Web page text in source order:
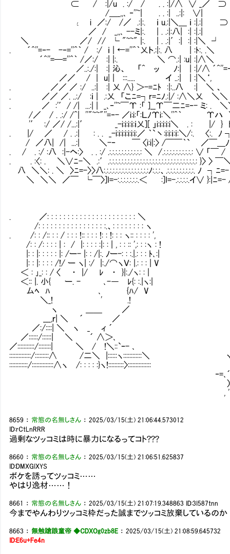
⊂ / :|/u . :/ / . . :|/∧ ∨ _／ ⊃
/＿_,,､ ‐''~| . . :| ..:|: ∨|
ι i ／:/ /／ .:|:. ｉ u.:|＼＿ ｉ :|.:| ⊃
／ / _,,､ --ミ|:. | . .:|:八| :| :|.:|
＼ ／/ // └ "~~" |:. | . .:|′:| :| :|＼ ┘
. ´^''=‐- -‐=''^｀ / :/ ｉ | ←=''^｀乂ト.:|:. 八 | :ﾄ:. .＼
´^''=─=''^｀ /／:/ :| |:. ＼ ⌒.:| :u| :|∧＼
／..:./:| :| 沁、 「^ ッ ﾉ:| | :|/∧ ´^''=‐ ‐=''^｀
／／ / | u| | :::..... イ ..:| | :|＼‘,
. ／／ ／ :/ ..:| :| 乂 ∧} ＞-=ﾆﾄ :|:..八 :| ＼ 、
. ／／ ／. ..:/ :ｉ | .:乂 「こﾆ=┐r=ﾆﾉ.:|/ :∧＼乂 ＼＼
. ／ :'′/ /| ...:| | _､‐''~￣Υ :「 ]__Υ￣二ﾆ=‐- ミ: . ＼
/／ / . .:/ /^| ''"~~"''=‐- ／i:i:「:ＬﾉΥi:＼''^｀ Υハ
'′ :/ ／/ /...:|′ _-i:i:i:ｉ:ｉ乂][ 」i:i:i:i:i＼ . : |/ } ﾄ
. |/ ／ / . .:| : . . _-i:i:i:i:i:i:i:／ ｀`丶:i:i:ｉ:ｉ:＼/:. 〈:. ﾉ ┐..:
/ ／八| /| ...:| ＼-‐ ￣ 〈i:i|:〉 /￣￣｀` ／￣＿
. / . :/ :八 :|-ヘ:〉 . . :/ .:.:.:.:.:.:.:.:.:.:.: ＼ /.:.:.:.:.:.:.:.:.:.: ∨ 「
. . :〈: . ＼∨ﾆ-＼ .:′.:.:.:.:.:.:.:.:.:.:.:.:.:.:.:.:.:.:.:.:.:.:.:.:.:.:.:.:.: }〉 〉
八 ＼＼: . ＼ 〉ﾆ=-〉〉八:.:.:.:.:.:.:.:.:.:.:.:.:.:.:ﾉ:.:.:、.:.:.:.:.:.:.:.:.:. ﾉ ┐ﾆ
＼ ＼＼ ／￣ └￣〉]I=-:.:.:.:.:.:.:.＜ :]I=-.:.:.:.:.イ∨ }:|ﾆ
. ／: : : : : : : : : : : : : : : : : : : : : : ＼
/: : : : : : : : : : : : : : : : :.、: : : : : : : : ヽ
. /: : /:: : : / : : : !:: : : : !: : !: : : ヽ:: : : : : ',
/: : /: : : : | : / |: : : : :|: : | , : : :: ',: : :ヽ : !
|: : |: : : : : |: /ー- |: : /|:. ﾉー-: : :.|.: : : ﾄ､:|
|: : |: : : : /!/ ー ヽ| :/ |:./⌒ヽＶ: |.: : : | V
＜ : ｣_: : / 〈 ・ |/ ﾚ ・ }|:./ヽ: : |
＜:: |. 小{ ー. - ､-― ﾚ{: :.|ヽ:|
厶ﾍ ﾊ ､ {ﾊ/ V
＼_! ' .!
ヽ ＿＿ ／
___,ｒ| ＼ ´ ／
／:/::::| ＼ ヽ _ ィ ´
／::::::/::::::| ＼ ´ ∧＞､
／:::::::::::/::::::::| ＼ / !＼::`ｰ- ､
::::::::::::::/:::::::::∧ /二＼ |::::::ヽ::::::::::::＼ ヽ､_,人_,ノ
::::::::::::/::::::::::::::∧ヽ /: : : : :}ヽ!::::::::::〉:::::::::::::::
‐=､´ 言いたい事あるなら
, '⌒r‐v'ヽｨ'⌒Ｙｿ､ﾄ､!ｙﾍ!ｿ､ﾄ､!
8659 ： 常態の名無しさん ：2025/03/15(土) 21:06:44.573012
ID:rCtLnRRR
過剰なツッコミは時に暴力になるってコト???
8660 ： 常態の名無しさん ：2025/03/15(土) 21:06:51.625837
ID:DMXGIXYS
ボケを誘ってツッコミ……
やはり逸材……！
8661 ： 常態の名無しさん ：2025/03/15(土) 21:07:19.348863 ID:3I587tnn
今までやんわりツッコミ枠だった誠までツッコミ放棄しているのか
8663 ：無触蹌踉童帝 ◆CDXOg0zb8E ：2025/03/15(土) 21:08:59.645732
ID:E6u+Fe4n